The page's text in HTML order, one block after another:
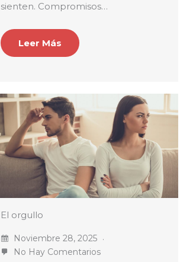
sienten. Compromisos…
Leer Más
El orgullo
Noviembre 28, 2025
No Hay Comentarios